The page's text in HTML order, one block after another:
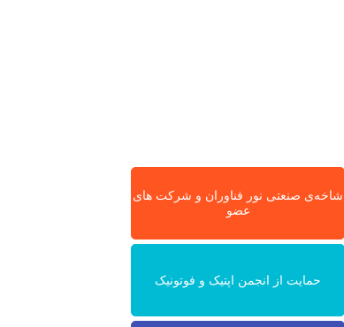
شاخه‌ی صنعتی نور فناوران و شرکت های
عضو
حمایت از انجمن اپتیک و فوتونیک